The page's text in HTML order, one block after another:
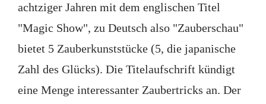
achtziger Jahren mit dem englischen Titel
"Magic Show", zu Deutsch also "Zauberschau"
bietet 5 Zauberkunststücke (5, die japanische
Zahl des Glücks). Die Titelaufschrift kündigt
eine Menge interessanter Zaubertricks an. Der